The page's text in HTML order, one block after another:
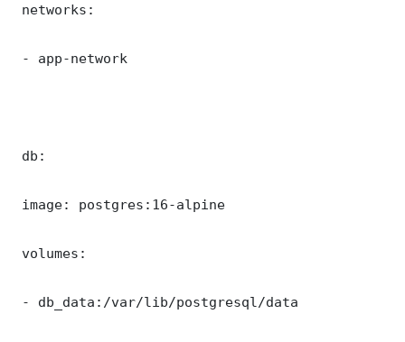
networks:
- app-network
db:
image: postgres:16-alpine
volumes:
- db_data:/var/lib/postgresql/data